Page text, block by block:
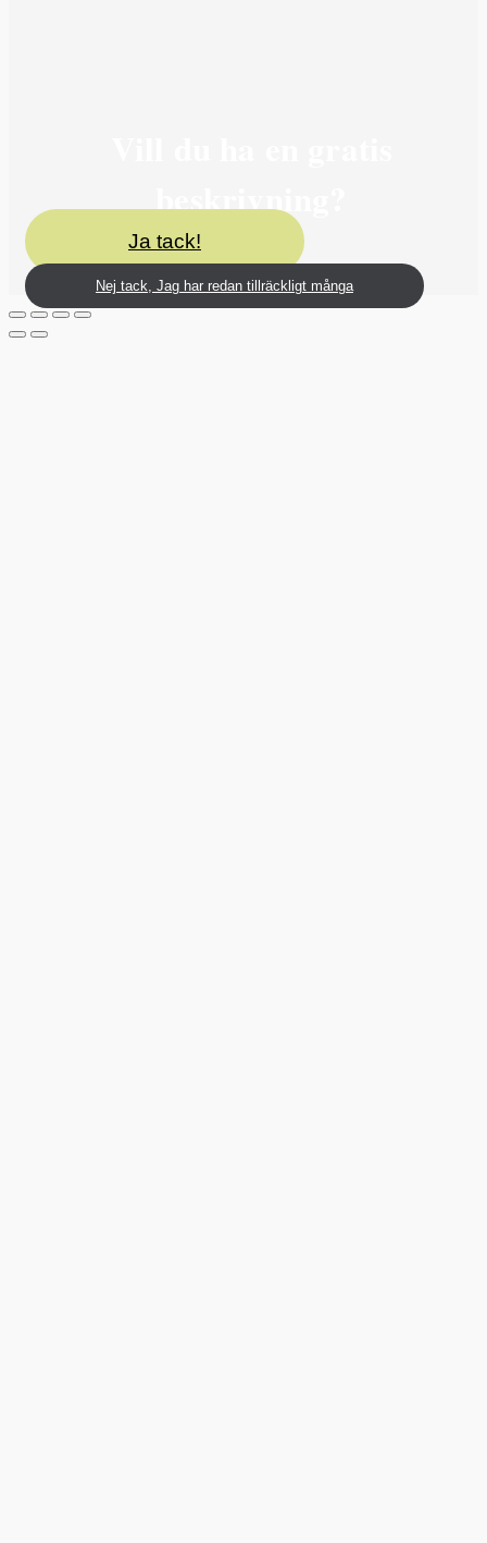
beskrivning?
Ja tack!
Nej tack, Jag har redan tillräckligt många